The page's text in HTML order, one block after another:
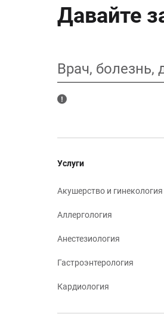
Давайте
Врач, болезнь,
Услуги
Акушерство и гинекология
Аллергология
Анестезиология
Гастроэнтерология
Кардиология